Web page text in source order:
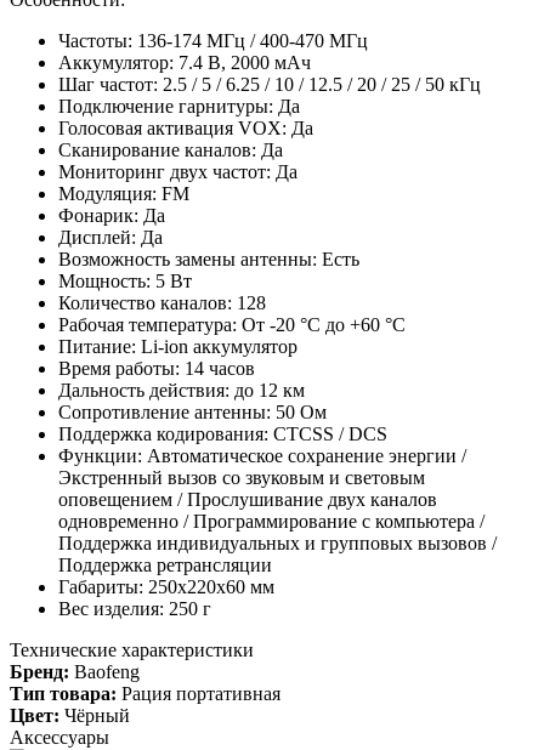
Частоты: 136-174 МГц / 400-470 МГц
Аккумулятор: 7.4 В, 2000 мАч
Шаг частот: 2.5 / 5 / 6.25 / 10 / 12.5 / 20 / 25 / 50 кГц
Подключение гарнитуры: Да
Голосовая активация VOX: Да
Сканирование каналов: Да
Мониторинг двух частот: Да
Модуляция: FM
Фонарик: Да
Дисплей: Да
Возможность замены антенны: Есть
Мощность: 5 Вт
Количество каналов: 128
Рабочая температура: От -20 °C до +60 °C
Питание: Li-ion аккумулятор
Время работы: 14 часов
Дальность действия: до 12 км
Сопротивление антенны: 50 Ом
Поддержка кодирования: CTCSS / DCS
Функции: Автоматическое сохранение энергии /
Экстренный вызов со звуковым и световым
оповещением / Прослушивание двух каналов
одновременно / Программирование с компьютера /
Поддержка индивидуальных и групповых вызовов /
Поддержка ретрансляции
Габариты: 250х220х​​60 мм
Вес изделия: 250 г
Технические характеристики
Бренд: Baofeng
Тип товара: Рация портативная
Цвет: Чёрный
Аксессуары